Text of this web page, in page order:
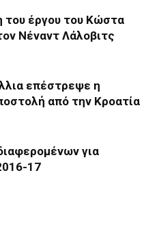
του έργου του Κώστα
Νέναντ Λάλοβιτς
επέστρεψε η
από την Κροατία
για
17